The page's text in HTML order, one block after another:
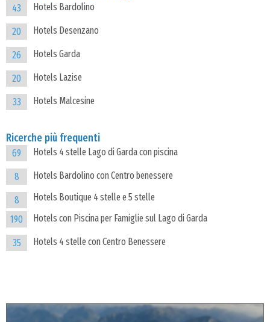
43 Hotels Bardolino
20 Hotels Desenzano
26 Hotels Garda
20 Hotels Lazise
33 Hotels Malcesine
Ricerche più frequenti
69 Hotels 4 stelle Lago di Garda con piscina
8 Hotels Bardolino con Centro benessere
8
Hotels Boutique 4 stelle e 5 stelle
190
Hotels con Piscina per Famiglie sul Lago di Garda
35 Hotels 4 stelle con Centro Benessere